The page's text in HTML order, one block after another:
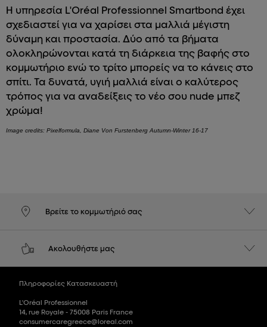
Η υπηρεσία L'Oréal Professionnel Smartbond έχει
σχεδιαστεί για να χαρίσει στα μαλλιά μέγιστη
δύναμη και προστασία. Δύο από τα βήματα
ολοκληρώνονται κατά τη διάρκεια της βαφής στο
κομμωτήριο ενώ το τρίτο μπορείς να το κάνεις στο
σπίτι. Τα δυνατά, υγιή μαλλιά είναι ο καλύτερος
τρόπος για να αναδείξεις το νέο σου nude μπεζ
χρώμα!
Image credits: Pixelformula, Diane Von Furstenberg Autumn-Winter 16-17
Βρείτε το κομμωτήριό σας
Ακολουθήστε μας
Πληροφορίες Κατασκευαστή
L'Oréal Professionnel
14, rue Royale - 75008 Paris France
consumercaregreece@loreal.com